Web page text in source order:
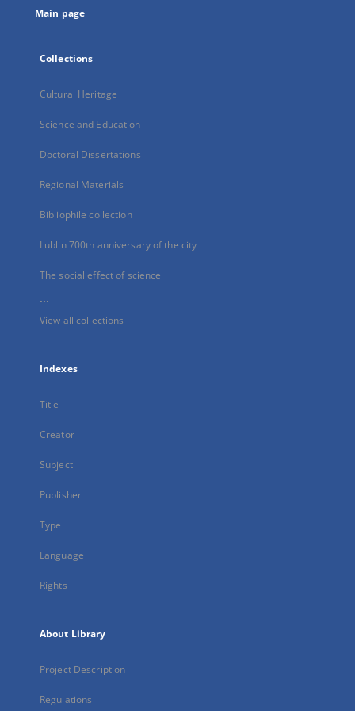
Main page
Collections
Cultural Heritage
Science and Education
Doctoral Dissertations
Regional Materials
Bibliophile collection
Lublin 700th anniversary of the city
The social effect of science
...
View all collections
Indexes
Title
Creator
Subject
Publisher
Type
Language
Rights
About Library
Project Description
Regulations